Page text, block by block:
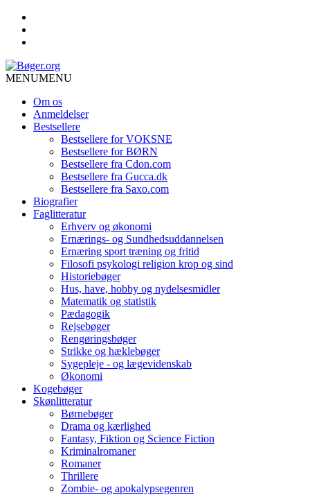
MENUMENU
Om os
Anmeldelser
Bestsellere
Bestsellere for VOKSNE
Bestsellere for BØRN
Bestsellere fra Cdon.com
Bestsellere fra Gucca.dk
Bestsellere fra Saxo.com
Biografier
Faglitteratur
Erhverv og økonomi
Ernærings- og Sundhedsuddannelsen
Ernæring sport træning og fritid
Filosofi psykologi religion krop og sind
Historiebøger
Hus, have, hobby og nydelsesmidler
Matematik og statistik
Pædagogik
Rejsebøger
Rengøringsbøger
Strikke og hæklebøger
Sygepleje - og lægevidenskab
Økonomi
Kogebøger
Skønlitteratur
Børnebøger
Drama og kærlighed
Fantasy, Fiktion og Science Fiction
Kriminalromaner
Romaner
Thrillere
Zombie- og apokalypsegenren